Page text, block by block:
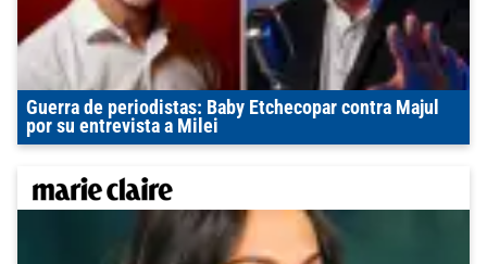
Guerra de periodistas: Baby Etchecopar contra Majul
por su entrevista a Milei